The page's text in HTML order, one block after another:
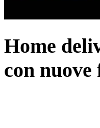
Home
con